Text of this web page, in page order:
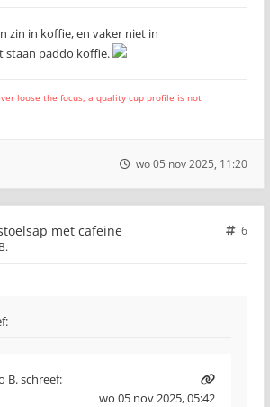
zin in koffie, en vaker niet in
staan paddo koffie.
loose the focus, a quality cup profile is not
wo 05 nov 2025, 11:20
met cafeine
6
B.schreef:
wo 05 nov 2025, 05:42